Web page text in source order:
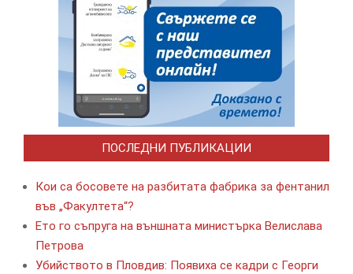
ПОСЛЕДНИ ПУБЛИКАЦИИ
Кои са босовете на разбитата фабрика за фентанил
във „Факултета“?
Ето го съпруга на външната министърка Велислава
Петрова
Убийството в Пловдив: Появиха се кадри с Георги